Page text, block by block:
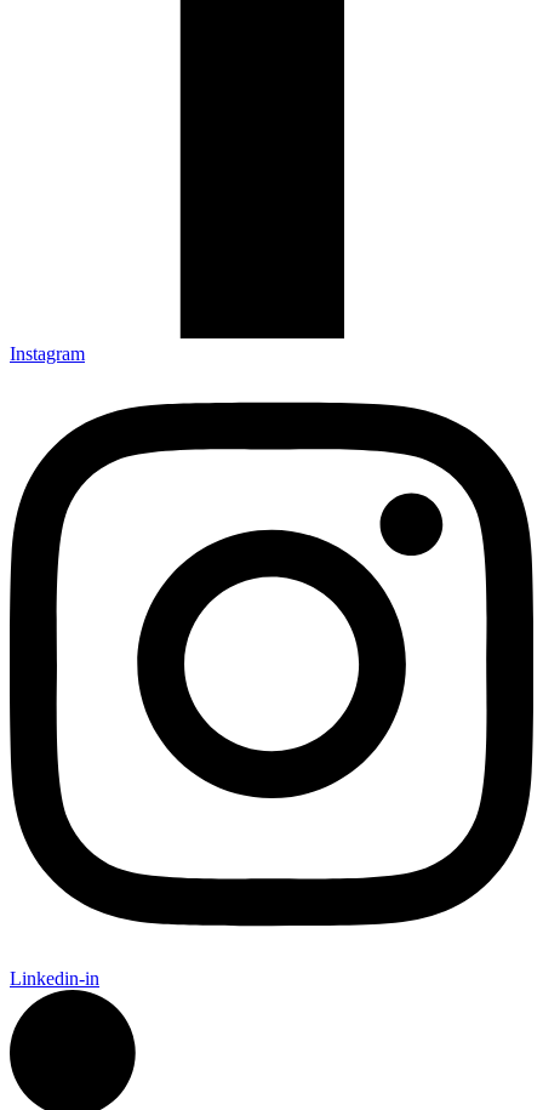
Instagram
Linkedin-in